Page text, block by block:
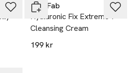
Nip+Fab
Hyaluronic Fix Extreme4
Cleansing Cream
199 kr